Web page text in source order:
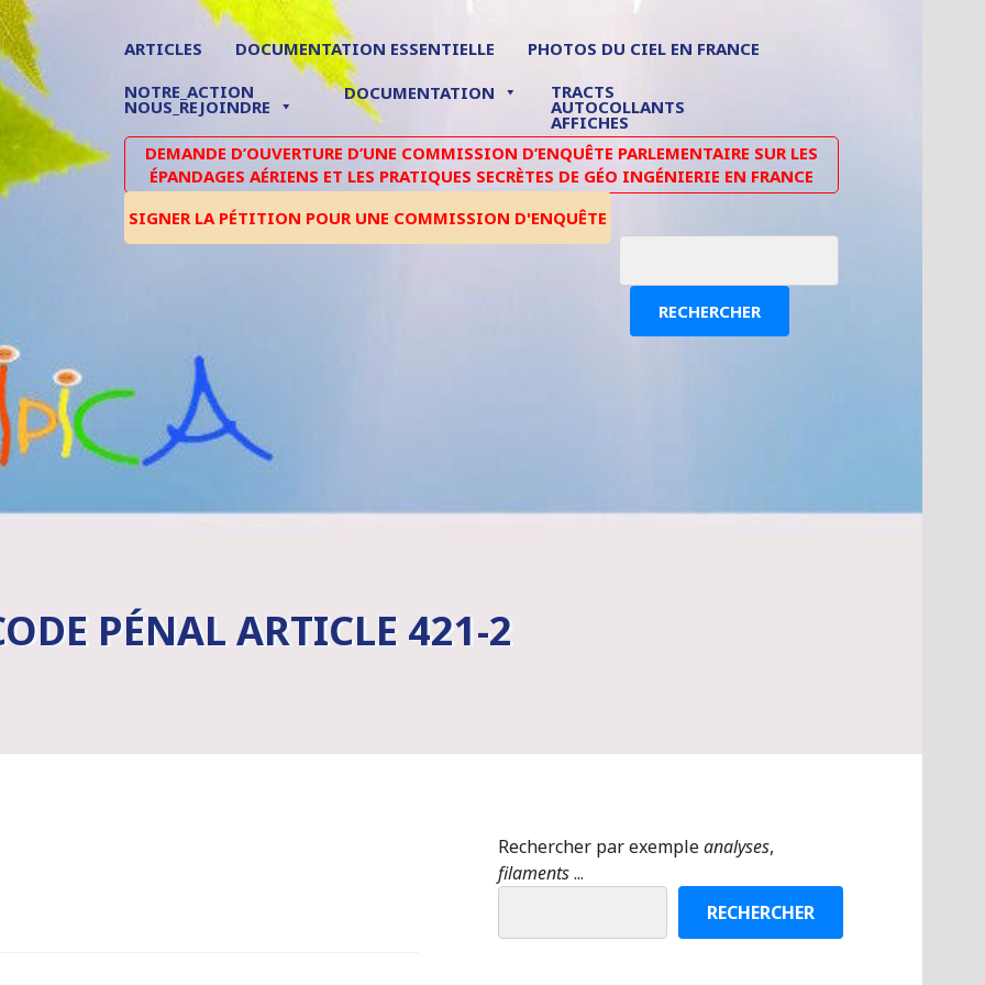
ARTICLES DOCUMENTATION ESSENTIELLE
PHOTOS DU CIEL EN FRANCE
NOTRE_ACTION
NOUS_REJOINDRE
DOCUMENTATION TRACTS
AUTOCOLLANTS
AFFICHES
DEMANDE D’OUVERTURE D’UNE COMMISSION D’ENQUÊTE PARLEMENTAIRE SUR LES
ÉPANDAGES AÉRIENS ET LES PRATIQUES SECRÈTES DE GÉO INGÉNIERIE EN FRANCE
SIGNER LA PÉTITION POUR UNE COMMISSION D'ENQUÊTE
RECHERCHER
PÉNAL ARTICLE 421-2
Rechercher par exempleanalyses,
filaments...
RECHERCHER